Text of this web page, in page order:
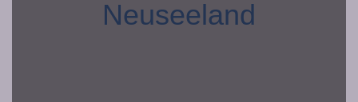
Neuseeland